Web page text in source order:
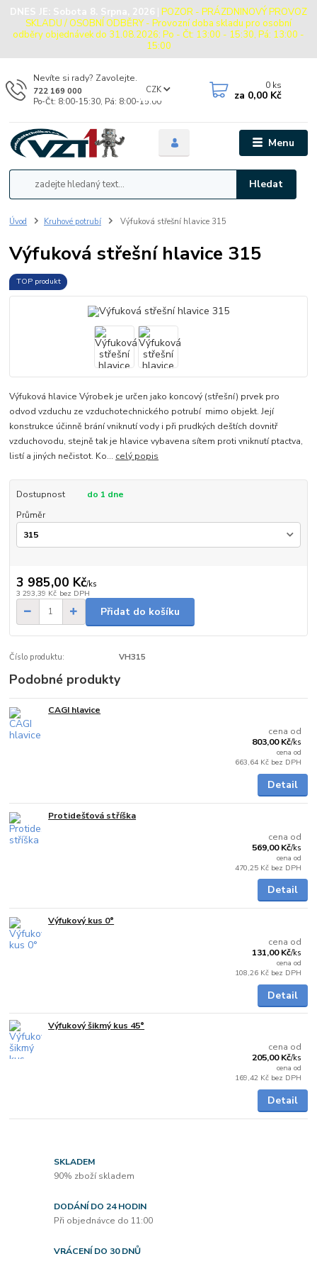
DNES JE: Sobota 8. Srpna, 2026 | POZOR - PRÁZDNINOVÝ PROVOZ
SKLADU / OSOBNÍ ODBĚRY - Provozní doba skladu pro osobní
odběry objednávek do 31.08.2026: Po - Čt: 13:00 - 15:30, Pá: 13:00 -
15:00
Menu
CZK
Hledat
Nevíte si rady? Zavolejte.
722 169 000
Po-Čt: 8:00-15:30, Pá: 8:00-15:00
0 ks
za 0,00 Kč
Úvod Kruhové potrubí Výfuková střešní hlavice 315
Výfuková střešní hlavice 315
TOP produkt
Výfuková hlavice Výrobek je určen jako koncový (střešní) prvek pro
odvod vzduchu ze vzduchotechnického potrubí mimo objekt. Její
konstrukce účinně brání vniknutí vody i při prudkých deštích dovnitř
vzduchovodu, stejně tak je hlavice vybavena sítem proti vniknutí ptactva,
listí a jiných nečistot. Ko... celý popis
Dostupnost
do 1 dne
Průměr
3 985,00 Kč/ks
3 293,39 Kč bez DPH
Přidat do košíku
Číslo produktu: VH315
Podobné produkty
CAGI hlavice
cena od
803,00 Kč/ks
cena od
663,64 Kč bez DPH
Detail
Protidešťová stříška
cena od
569,00 Kč/ks
cena od
470,25 Kč bez DPH
Detail
Výfukový kus 0°
cena od
131,00 Kč/ks
cena od
108,26 Kč bez DPH
Detail
Výfukový šikmý kus 45°
cena od
205,00 Kč/ks
cena od
169,42 Kč bez DPH
Detail
SKLADEM
90% zboží skladem
DODÁNÍ DO 24 HODIN
Při objednávce do 11:00
VRÁCENÍ DO 30 DNŮ